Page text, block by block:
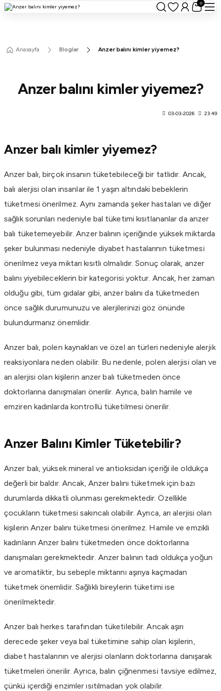
0
Anasayfa Bloglar Anzer balını kimler yiyemez?
Anzer balını kimler yiyemez?
03-03-2026 23:49
Anzer balı kimler yiyemez?
Anzer balı, birçok insanın tüketebileceği bir tatlıdır. Ancak,
balı alerjisi olan insanlar ile 1 yaşın altındaki bebeklerin
tüketmesi önerilmez. Aynı zamanda şeker hastaları ve diğer
sağlık sorunları nedeniyle bal tüketimi kısıtlananlar da anzer
balı tüketemeyebilir. Anzer balının içeriğinde yüksek miktarda
şeker bulunması nedeniyle diyabet hastalarının tüketmesi
önerilmez veya miktarı kısıtlı olmalıdır. Sonuç olarak, anzer
balını yiyebileceklerin bir kategorisi yoktur. Ancak, her zaman
olduğu gibi, tüm gıdalar gibi, anzer balını da tüketmeden
önce sağlık durumunuzu ve alerjilerinizi göz önünde
bulundurmanız önemlidir.
Anzer balı, polen kaynakları ve özel arı türleri nedeniyle alerjik
reaksiyonlara neden olabilir. Bu nedenle, polen alerjisi olan ve
arı alerjisi olan kişilerin anzer balı tüketmeden önce
doktorlarına danışmaları önerilir. Ayrıca, balın hamile ve
emziren kadınlarda kontrollü tüketilmesi önerilir.
Anzer Balını Kimler Tüketebilir?
Anzer balı, yüksek mineral ve antioksidan içeriği ile oldukça
değerli bir baldır. Ancak, Anzer balını tüketmek için bazı
durumlarda dikkatli olunması gerekmektedir. Özellikle
çocukların tüketmesi sakıncalı olabilir. Ayrıca, arı alerjisi olan
kişilerin Anzer balını tüketmesi önerilmez. Hamile ve emzikli
kadınların Anzer balını tüketmeden önce doktorlarına
danışmaları gerekmektedir. Anzer balının tadı oldukça yoğun
ve aromatiktir, bu sebeple miktarını aşırıya kaçmadan
tüketmek önemlidir. Sağlıklı bireylerin tüketimi ise
önerilmektedir.
Anzer balı herkes tarafından tüketilebilir. Ancak aşırı
derecede şeker veya bal tüketimine sahip olan kişilerin,
diabet hastalarının ve alerjisi olanların doktorlarına danışarak
tüketmeleri önerilir. Ayrıca, balın çiğnenmesi tavsiye edilmez,
çünkü içerdiği enzimler ısıtılmadan yok olabilir.